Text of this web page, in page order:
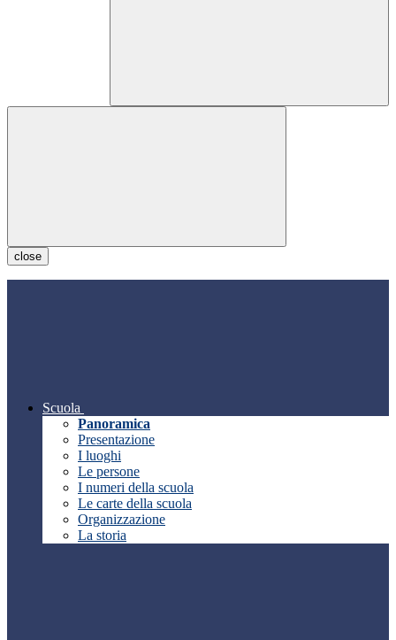
close
Scuola
Panoramica
Presentazione
I luoghi
Le persone
I numeri della scuola
Le carte della scuola
Organizzazione
La storia